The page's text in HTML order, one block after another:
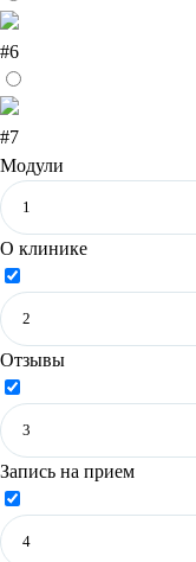
#6
#7
Модули
О клинике
Отзывы
Запись на прием